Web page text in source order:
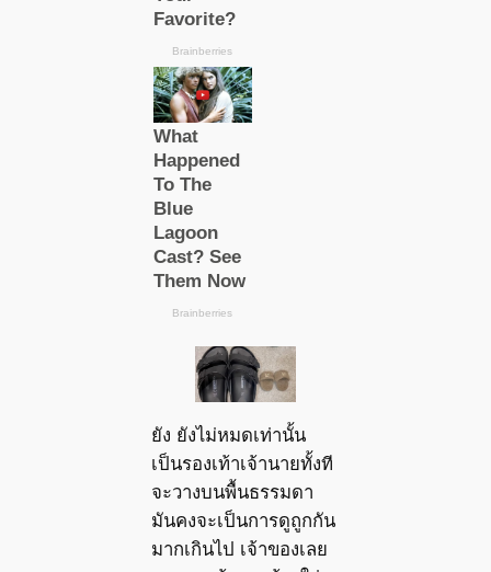
ยัง ยังไม่หมดเท่านั้น
เป็นรองเท้าเจ้านายทั้งที
จะวางบนพื้นธรรมดา
มันคงจะเป็นการดูถูกกัน
มากเกินไป เจ้าของเลย